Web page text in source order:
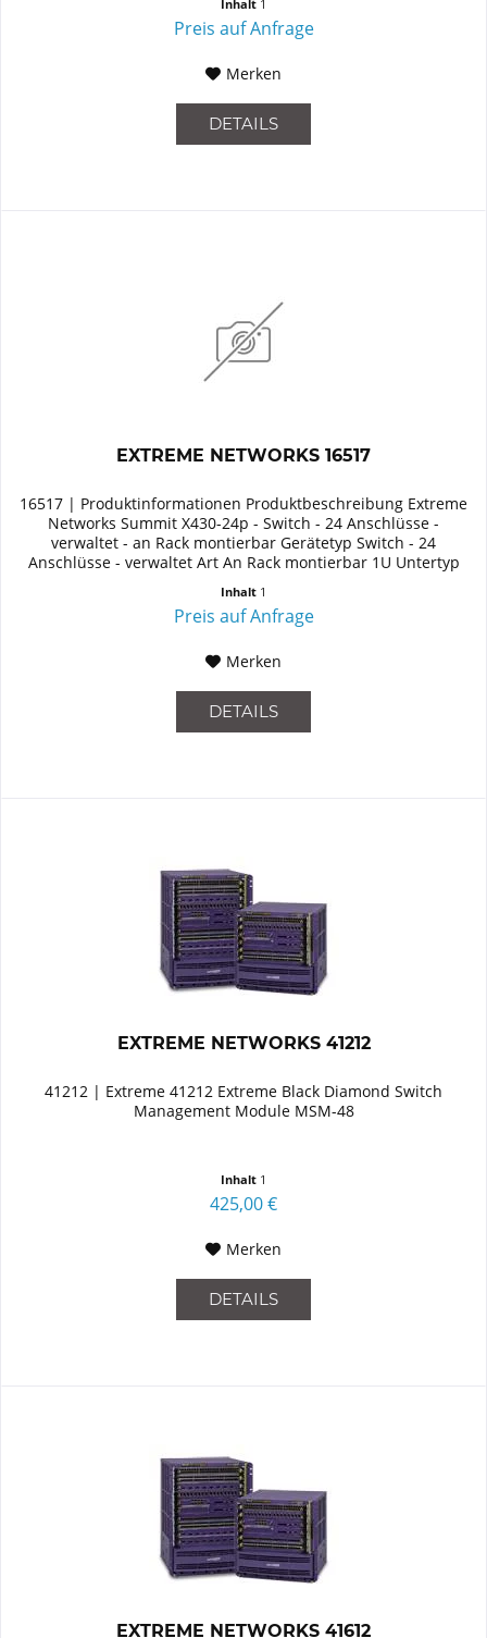
Inhalt 1
Preis auf Anfrage
Merken
DETAILS
EXTREME NETWORKS 16517
16517 | Produktinformationen Produktbeschreibung Extreme
Networks Summit X430-24p - Switch - 24 Anschlüsse -
verwaltet - an Rack montierbar Gerätetyp Switch - 24
Anschlüsse - verwaltet Art An Rack montierbar 1U Untertyp
Inhalt 1
Preis auf Anfrage
Merken
DETAILS
EXTREME NETWORKS 41212
41212 | Extreme 41212 Extreme Black Diamond Switch
Management Module MSM-48
Inhalt 1
425,00 €
Merken
DETAILS
EXTREME NETWORKS 41612